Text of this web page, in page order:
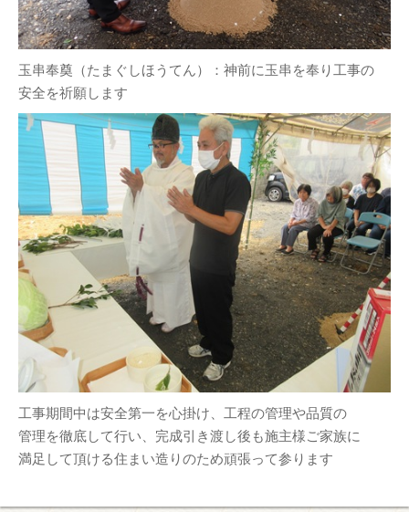
玉串奉奠（たまぐしほうてん）：神前に玉串を奉り工事の
安全を祈願します
工事期間中は安全第一を心掛け、工程の管理や品質の
管理を徹底して行い、完成引き渡し後も施主様ご家族に
満足して頂ける住まい造りのため頑張って参ります